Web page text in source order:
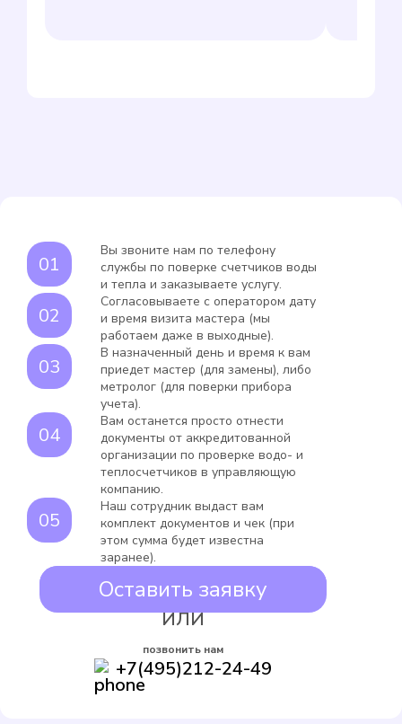
Вы звоните нам по телефону
службы по поверке счетчиков воды
и тепла и заказываете услугу.
Согласовываете с оператором дату
и время визита мастера (мы
работаем даже в выходные).
В назначенный день и время к вам
приедет мастер (для замены), либо
метролог (для поверки прибора
учета).
Вам останется просто отнести
документы от аккредитованной
организации по проверке водо- и
теплосчетчиков в управляющую
компанию.
Наш сотрудник выдаст вам
комплект документов и чек (при
этом сумма будет известна
заранее).
Оставить заявку
ИЛИ
позвонить нам
+7(495)212-24-49